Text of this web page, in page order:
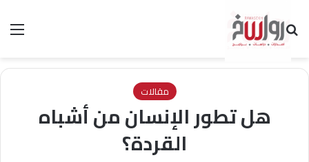
بحث عن
مقالات
هل تطور الإنسان من أشباه
القردة؟